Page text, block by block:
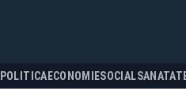
POLITICA ECONOMIESOCIAL